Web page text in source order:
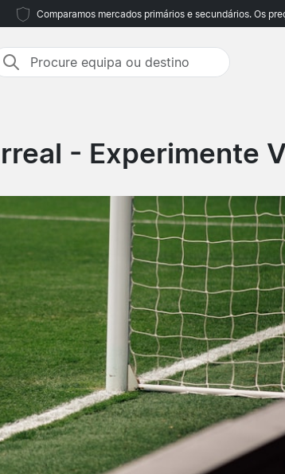
Comparamos mercados primários e secundários. Os
- Experimente